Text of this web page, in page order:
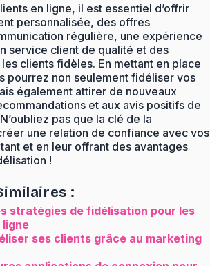
en ligne, il est essentiel d’offrir
personnalisée, des offres
régulière, une expérience
service client de qualité et des
clients fidèles. En mettant en place
pourrez non seulement fidéliser vos
également attirer de nouveaux
et aux avis positifs de
pas que la clé de la
une relation de confiance avec vos
et en leur offrant des avantages
!
:
stratégies de fidélisation pour les
ligne
ses clients grâce au marketing